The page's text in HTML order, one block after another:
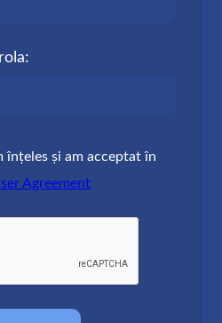
înțeles și am acceptat în
Agreement